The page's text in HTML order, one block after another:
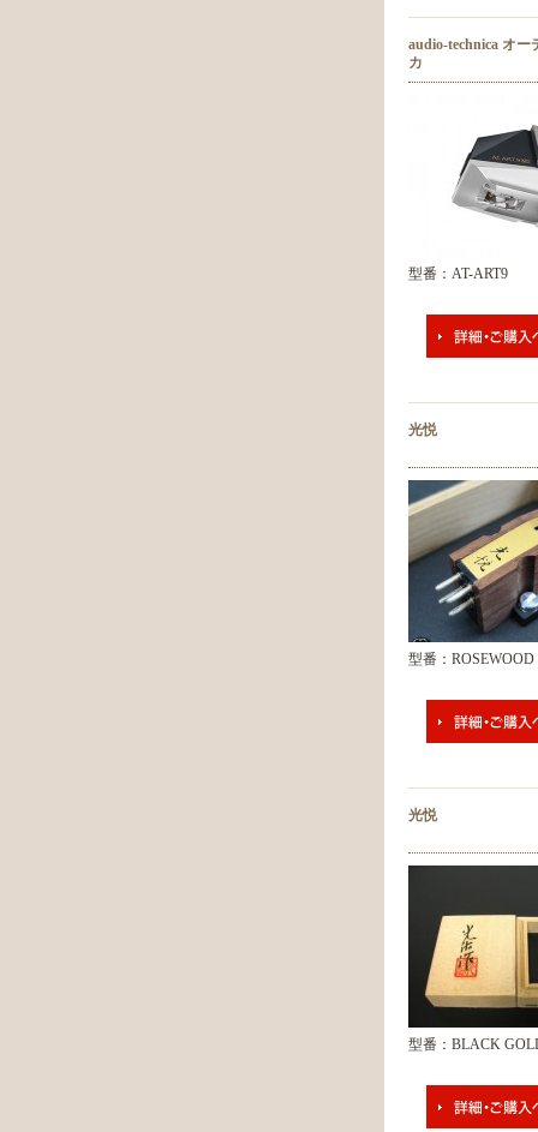
audio-technica オー
カ
型番：AT-ART9
光悦
型番：
光悦
型番：BLACK